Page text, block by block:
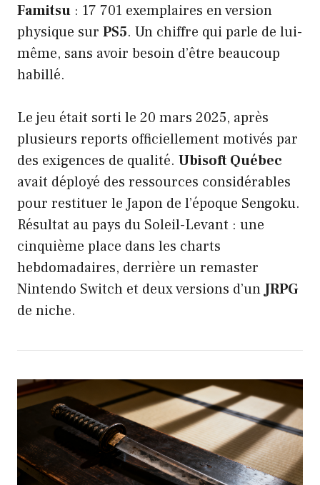
Famitsu : 17 701 exemplaires en version
physique sur PS5. Un chiffre qui parle de lui-
même, sans avoir besoin d’être beaucoup
habillé.
Le jeu était sorti le 20 mars 2025, après
plusieurs reports officiellement motivés par
des exigences de qualité. Ubisoft Québec
avait déployé des ressources considérables
pour restituer le Japon de l’époque Sengoku.
Résultat au pays du Soleil-Levant : une
cinquième place dans les charts
hebdomadaires, derrière un remaster
Nintendo Switch et deux versions d’unJRPG
de niche.